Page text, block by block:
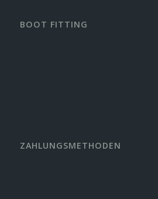
BOOT FITTING
ZAHLUNGSMETHODEN